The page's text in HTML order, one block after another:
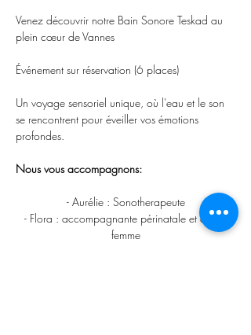
Venez découvrir notre Bain Sonore Teskad au
plein cœur de Vannes
Événement sur réservation (6 places)
Un voyage sensoriel unique, où l'eau et le son
se rencontrent pour éveiller vos émotions
profondes.
Nous vous accompagnons:
- Aurélie : Sonotherapeute
- Flora : accompagnante périnatale et de la
femme